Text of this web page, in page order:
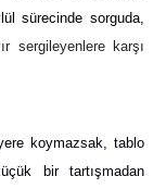
sürecinde sorguda,
sergileyenlere karşı
koymazsak, tablo
bir tartışmadan